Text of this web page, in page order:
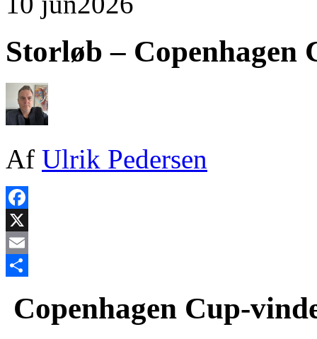
Storløb – Copenhagen
Af Ulrik Pedersen
Facebook
X
Email
Copenhagen